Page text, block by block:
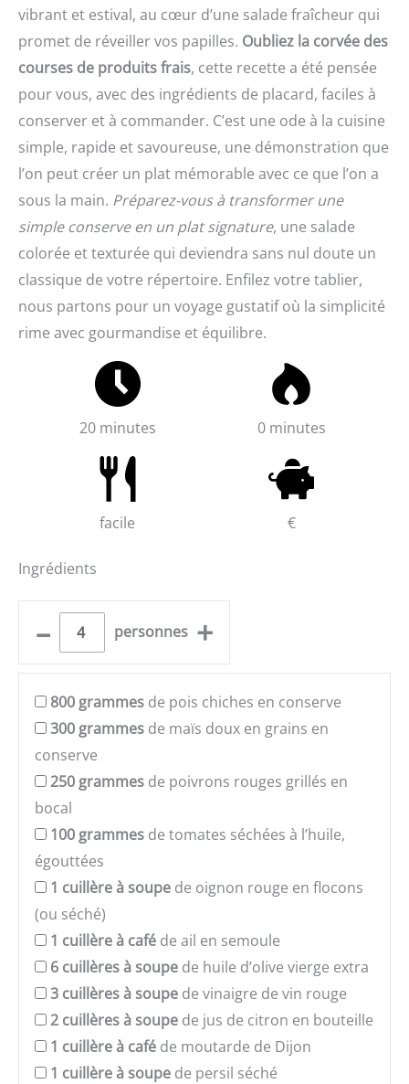
vibrant et estival, au cœur d’une salade fraîcheur qui
promet de réveiller vos papilles. Oubliez la corvée des
courses de produits frais, cette recette a été pensée
pour vous, avec des ingrédients de placard, faciles à
conserver et à commander. C’est une ode à la cuisine
simple, rapide et savoureuse, une démonstration que
l’on peut créer un plat mémorable avec ce que l’on a
sous la main. Préparez-vous à transformer une
simple conserve en un plat signature, une salade
colorée et texturée qui deviendra sans nul doute un
classique de votre répertoire. Enfilez votre tablier,
nous partons pour un voyage gustatif où la simplicité
rime avec gourmandise et équilibre.
20 minutes 0 minutes
facile €
Ingrédients
– personnes +
800 grammes de pois chiches en conserve
300 grammes de maïs doux en grains en
conserve
250 grammes de poivrons rouges grillés en
bocal
100 grammes de tomates séchées à l’huile,
égouttées
1 cuillère à soupe de oignon rouge en flocons
(ou séché)
1 cuillère à café de ail en semoule
6 cuillères à soupe de huile d’olive vierge extra
3 cuillères à soupe de vinaigre de vin rouge
2 cuillères à soupe de jus de citron en bouteille
1 cuillère à café de moutarde de Dijon
1 cuillère à soupe de persil séché